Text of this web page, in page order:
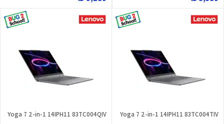
Yoga 7 2-in-1 14IPH11 83TC004TIV
Yoga 7 2-in-1 14IPH11 83TC004QIV